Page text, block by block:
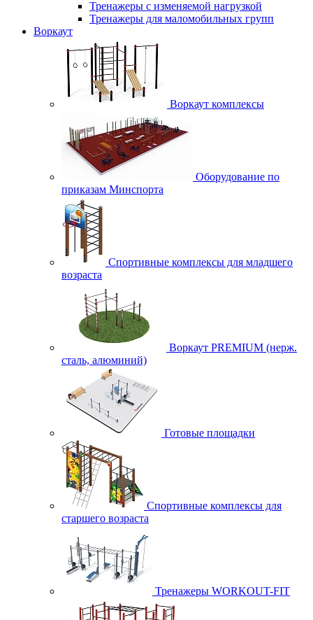
Тренажеры с изменяемой нагрузкой
Тренажеры для маломобильных групп
Воркаут
Воркаут комплексы
Оборудование по
приказам Минспорта
Спортивные комплексы для младшего
возраста
Воркаут PREMIUM (нерж.
сталь, алюминий)
Готовые площадки
Спортивные комплексы для
старшего возраста
Тренажеры WORKOUT-FIT